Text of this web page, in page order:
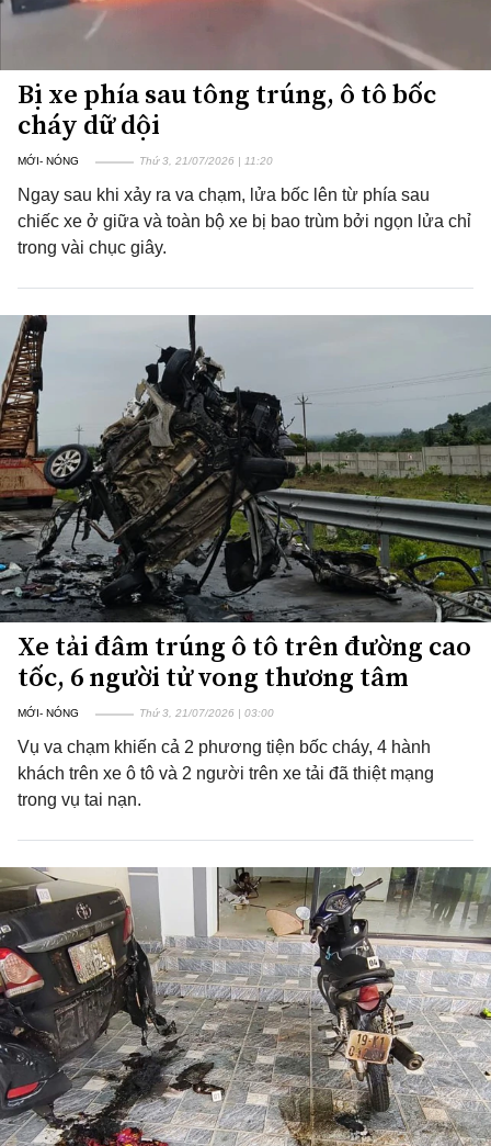
Bị xe phía sau tông trúng, ô tô bốc
cháy dữ dội
MỚI- NÓNG Thứ 3, 21/07/2026 | 11:20
Ngay sau khi xảy ra va chạm, lửa bốc lên từ phía sau
chiếc xe ở giữa và toàn bộ xe bị bao trùm bởi ngọn lửa chỉ
trong vài chục giây.
Xe tải đâm trúng ô tô trên đường cao
tốc, 6 người tử vong thương tâm
MỚI- NÓNG Thứ 3, 21/07/2026 | 03:00
Vụ va chạm khiến cả 2 phương tiện bốc cháy, 4 hành
khách trên xe ô tô và 2 người trên xe tải đã thiệt mạng
trong vụ tai nạn.